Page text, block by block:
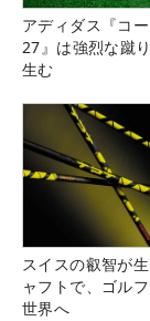
アディダス『コ
27』は強烈な蹴
生む
スイスの叡智が
ャフトで、ゴル
世界へ